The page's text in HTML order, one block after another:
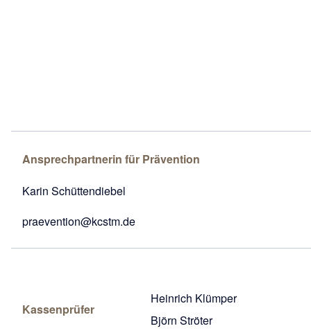
Ansprechpartnerin für Prävention
Karin Schüttendiebel
praevention@kcstm.de
Kassenprüfer
Heinrich Klümper
Björn Ströter